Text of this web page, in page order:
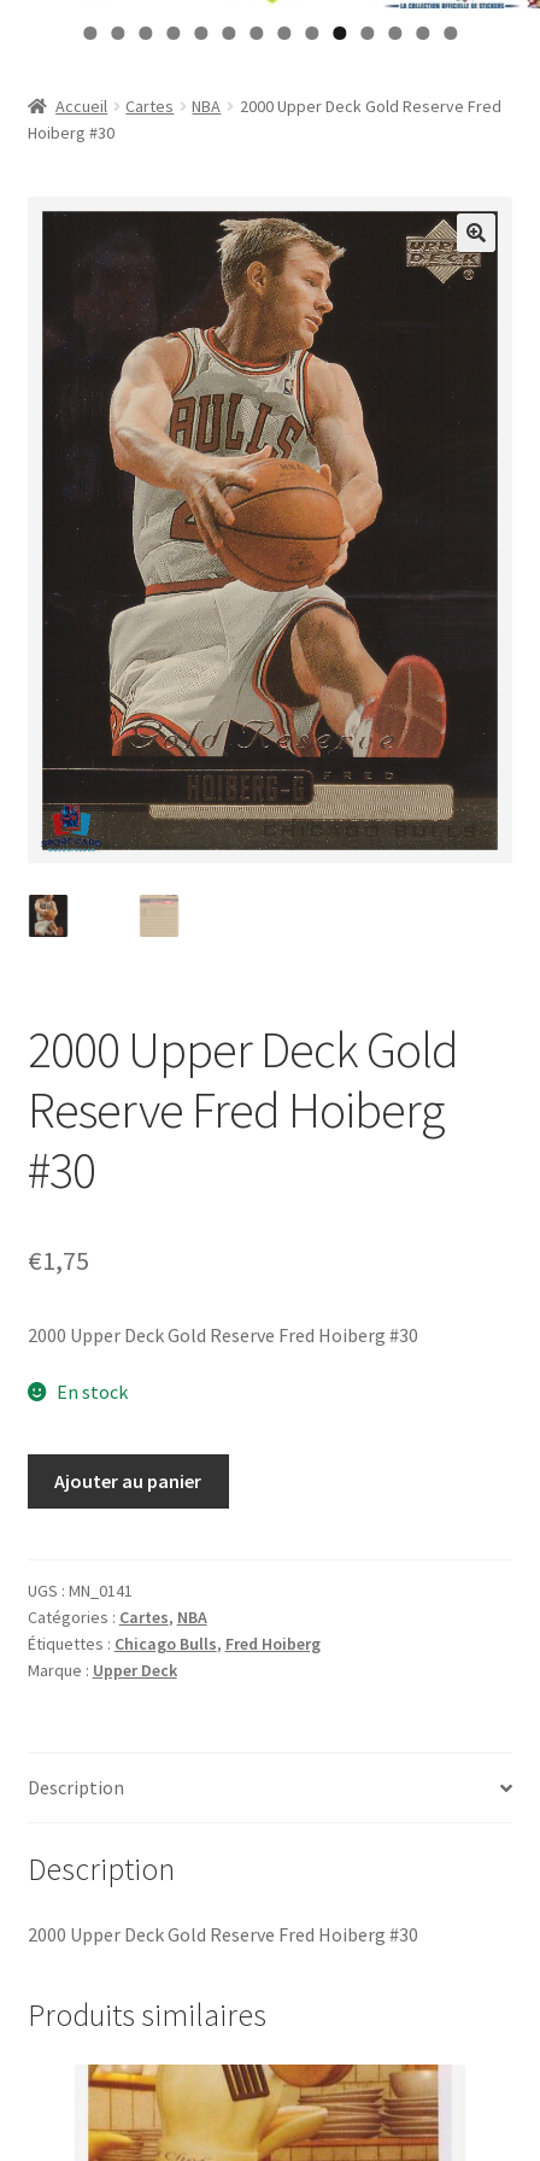
Contact
Mon compte
Panier
Validation de la commande
0 1 2 3 4
Accueil Cartes NBA
2000 Upper Deck Gold Reserve Fred
Hoiberg #30
2000 Upper Deck Gold
Reserve Fred Hoiberg
#30
€1,75
2000 Upper Deck Gold Reserve Fred Hoiberg #30
En stock
Deck
Gold
Reserve
Fred
Ajouter au panier
UGS : MN_0141
Catégories : Cartes, NBA
Étiquettes : Chicago Bulls, Fred Hoiberg
Marque : Upper Deck
Description
Description
2000 Upper Deck Gold Reserve Fred Hoiberg #30
Produits similaires